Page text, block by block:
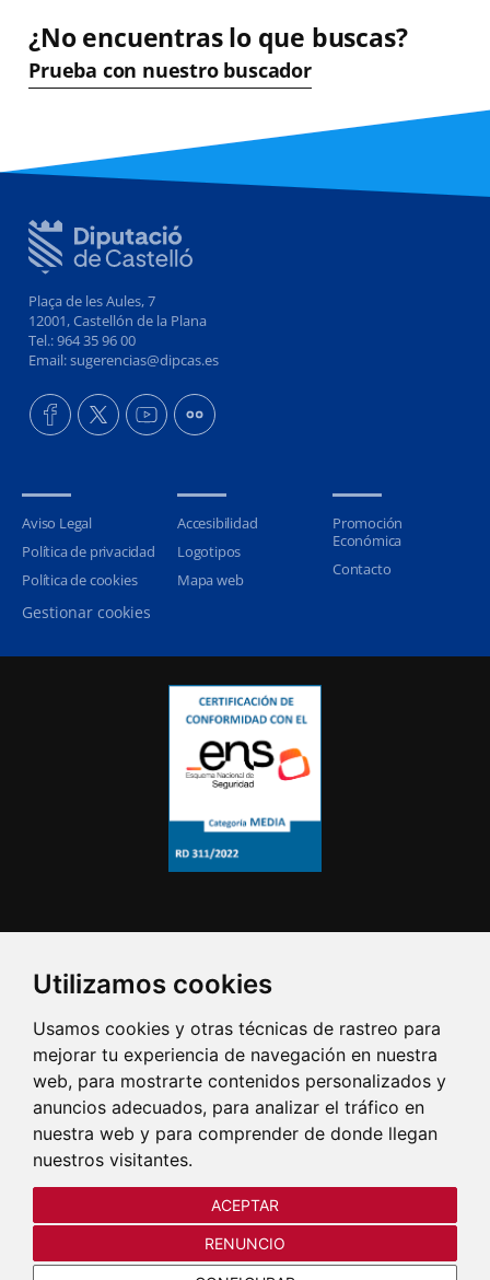
Utilizamos cookies
Usamos cookies y otras técnicas de rastreo para
mejorar tu experiencia de navegación en nuestra
web, para mostrarte contenidos personalizados y
anuncios adecuados, para analizar el tráfico en
nuestra web y para comprender de donde llegan
nuestros visitantes.
ACEPTAR
RENUNCIO
¿No encuentras lo que buscas?
Prueba con nuestro buscador
Plaça de les Aules, 7
12001, Castellón de la Plana
Tel.: 964 35 96 00
Email: sugerencias@dipcas.es
Aviso Legal
Política de privacidad
Política de cookies
Gestionar cookies
Accesibilidad
Logotipos
Mapa web
Promoción
Económica
Contacto